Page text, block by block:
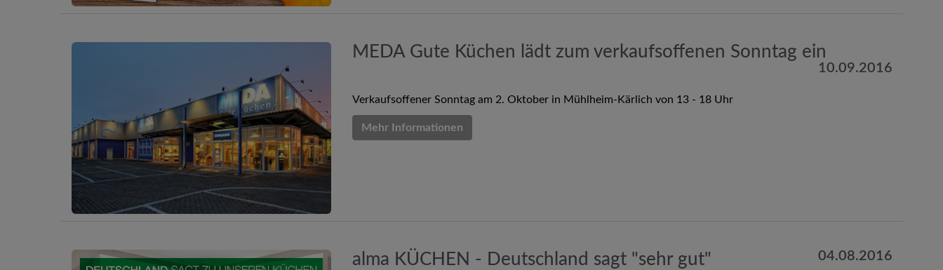
MEDA Gute Küchen lädt zum verkaufsoffenen Sonntag ein
10.09.2016
Verkaufsoffener Sonntag am 2. Oktober in Mühlheim-Kärlich von 13 - 18 Uhr
Mehr Informationen
alma KÜCHEN - Deutschland sagt "sehr gut" 04.08.2016